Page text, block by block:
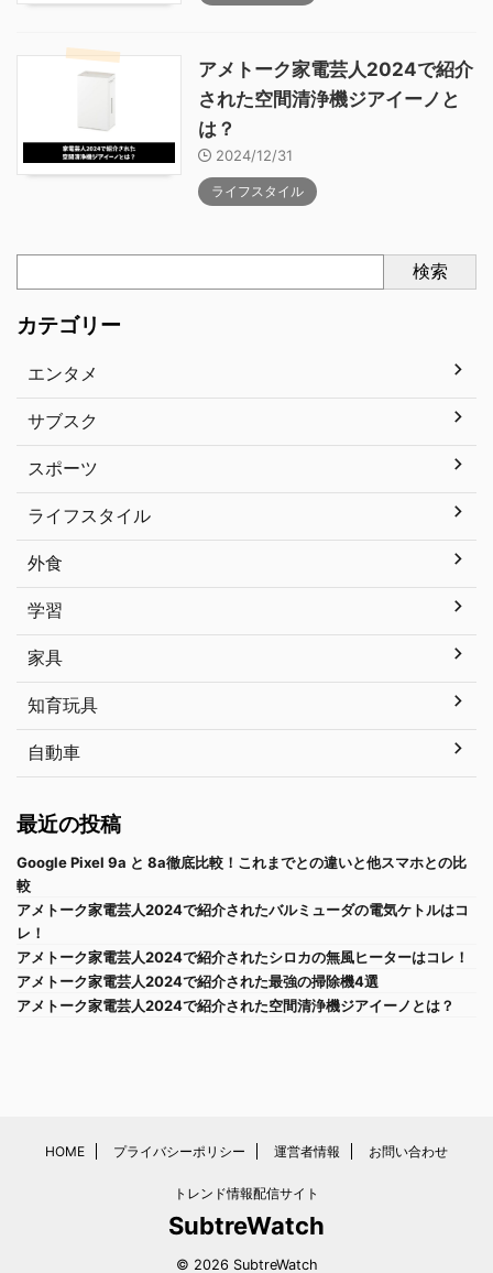
アメトーク家電芸人2024で紹介
された空間清浄機ジアイーノと
は？
2024/12/31
ライフスタイル
検索
カテゴリー
エンタメ
サブスク
スポーツ
ライフスタイル
外食
学習
家具
知育玩具
自動車
最近の投稿
Google Pixel 9a と 8a徹底比較！これまでとの違いと他スマホとの比
較
アメトーク家電芸人2024で紹介されたバルミューダの電気ケトルはコ
レ！
アメトーク家電芸人2024で紹介されたシロカの無風ヒーターはコレ！
アメトーク家電芸人2024で紹介された最強の掃除機4選
アメトーク家電芸人2024で紹介された空間清浄機ジアイーノとは？
HOME プライバシーポリシー 運営者情報 お問い合わせ
トレンド情報配信サイト
SubtreWatch
© 2026 SubtreWatch